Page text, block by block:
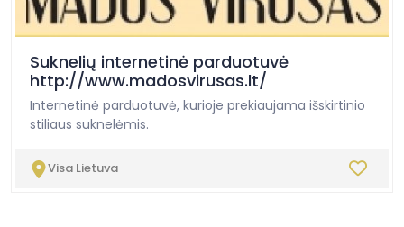
Suknelių internetinė parduotuvė
http://www.madosvirusas.lt/
Internetinė parduotuvė, kurioje prekiaujama išskirtinio
stiliaus suknelėmis.
Visa Lietuva